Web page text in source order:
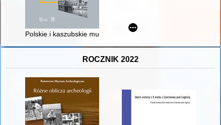
Polskie i kaszubskie muzea na Pomorzu Nadwiślańskim
ROCZNIK 2022